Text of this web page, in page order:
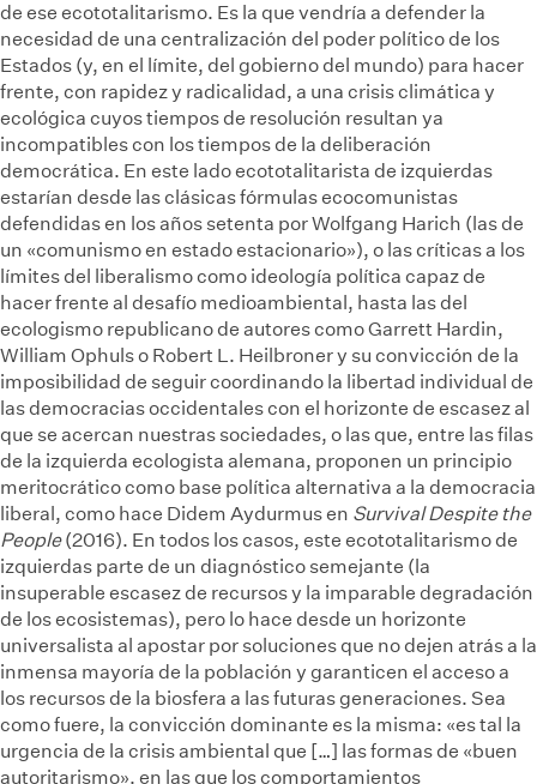
de ese ecototalitarismo. Es la que vendría a defender la
necesidad de una centralización del poder político de los
Estados (y, en el límite, del gobierno del mundo) para hacer
frente, con rapidez y radicalidad, a una crisis climática y
ecológica cuyos tiempos de resolución resultan ya
incompatibles con los tiempos de la deliberación
democrática. En este lado ecototalitarista de izquierdas
estarían desde las clásicas fórmulas ecocomunistas
defendidas en los años setenta por Wolfgang Harich (las de
un «comunismo en estado estacionario»), o las críticas a los
límites del liberalismo como ideología política capaz de
hacer frente al desafío medioambiental, hasta las del
ecologismo republicano de autores como Garrett Hardin,
William Ophuls o Robert L. Heilbroner y su convicción de la
imposibilidad de seguir coordinando la libertad individual de
las democracias occidentales con el horizonte de escasez al
que se acercan nuestras sociedades, o las que, entre las filas
de la izquierda ecologista alemana, proponen un principio
meritocrático como base política alternativa a la democracia
liberal, como hace Didem Aydurmus en Survival Despite the
People(2016). En todos los casos, este ecototalitarismo de
izquierdas parte de un diagnóstico semejante (la
insuperable escasez de recursos y la imparable degradación
de los ecosistemas), pero lo hace desde un horizonte
universalista al apostar por soluciones que no dejen atrás a la
inmensa mayoría de la población y garanticen el acceso a
los recursos de la biosfera a las futuras generaciones. Sea
como fuere, la convicción dominante es la misma: «es tal la
urgencia de la crisis ambiental que […] las formas de «buen
autoritarismo», en las que los comportamientos